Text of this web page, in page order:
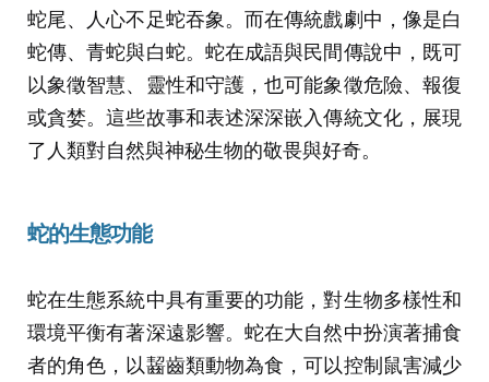
蛇尾、人心不足蛇吞象。而在傳統戲劇中，像是白
蛇傳、青蛇與白蛇。蛇在成語與民間傳說中，既可
以象徵智慧、靈性和守護，也可能象徵危險、報復
或貪婪。這些故事和表述深深嵌入傳統文化，展現
了人類對自然與神秘生物的敬畏與好奇。
蛇的生態功能
蛇在生態系統中具有重要的功能，對生物多樣性和
環境平衡有著深遠影響。蛇在大自然中扮演著捕食
者的角色，以齧齒類動物為食，可以控制鼠害減少